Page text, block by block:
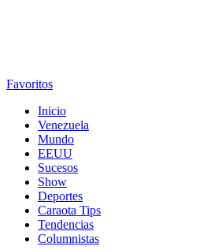
Favoritos
Inicio
Venezuela
Mundo
EEUU
Sucesos
Show
Deportes
Caraota Tips
Tendencias
Columnistas